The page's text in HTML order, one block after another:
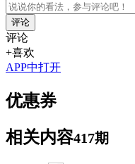
评论
评论
+喜欢
APP中打开
优惠券
相关内容417期